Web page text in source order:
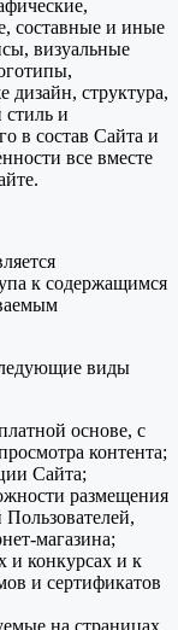
составные и иные
визуальные
структура,
и
в состав Сайта и
все вместе
к содержащимся
виды
основе, с
контента;
Сайта;
размещения
магазина;
и конкурсах и к
и сертификатов
на страницах